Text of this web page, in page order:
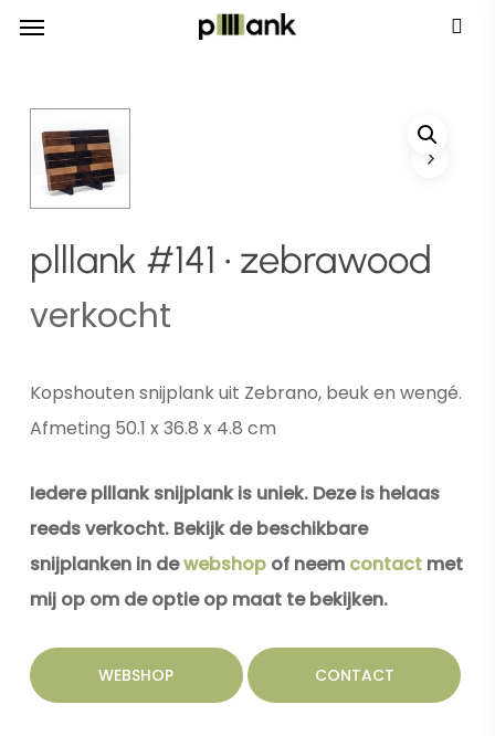
SkipMenu
plllank #141 • zebrawood
verkocht
Kopshouten snijplank uit Zebrano, beuk en wengé.
Afmeting 50.1 x 36.8 x 4.8 cm
Iedere plllank snijplank is uniek. Deze is helaas
reeds verkocht. Bekijk de beschikbare
snijplanken in dewebshopof neem contactmet
mij op om de optie op maat te bekijken.
WEBSHOP CONTACT
Menu